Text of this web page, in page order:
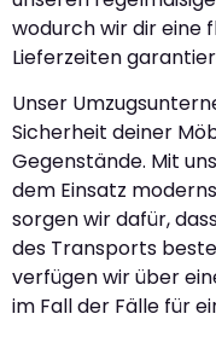
wodurch wir dir eine
Lieferzeiten
Unser
Sicherheit deiner
Gegenstände. Mit
dem Einsatz
sorgen wir dafür,
des Transports
verfügen wir über
im Fall der Fälle für